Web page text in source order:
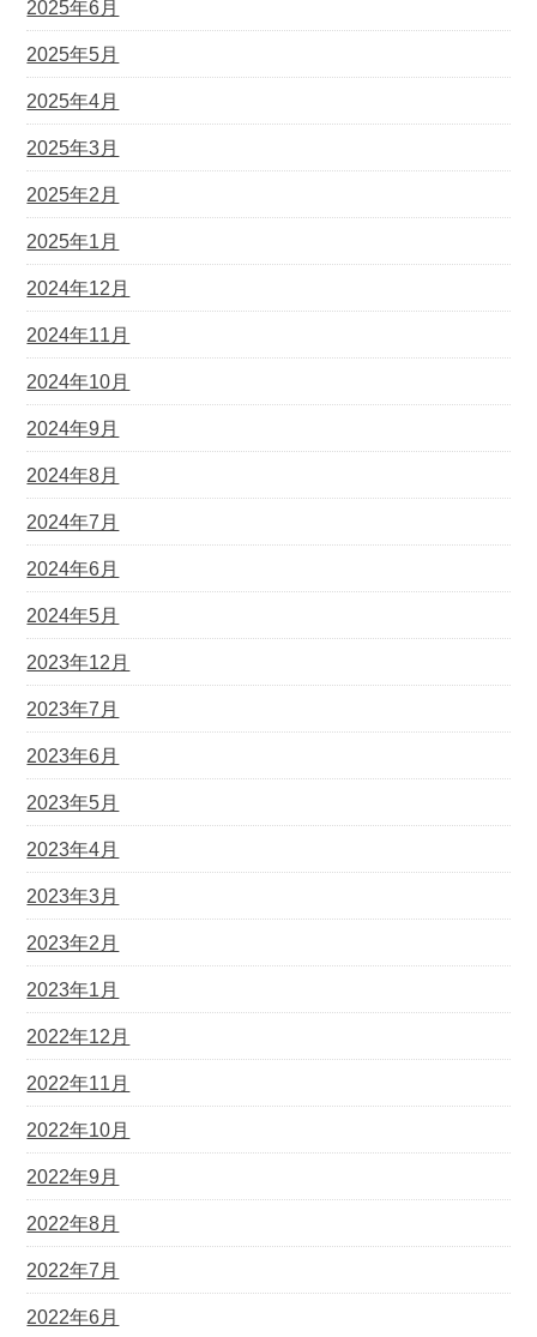
2025年6月
2025年5月
2025年4月
2025年3月
2025年2月
2025年1月
2024年12月
2024年11月
2024年10月
2024年9月
2024年8月
2024年7月
2024年6月
2024年5月
2023年12月
2023年7月
2023年6月
2023年5月
2023年4月
2023年3月
2023年2月
2023年1月
2022年12月
2022年11月
2022年10月
2022年9月
2022年8月
2022年7月
2022年6月